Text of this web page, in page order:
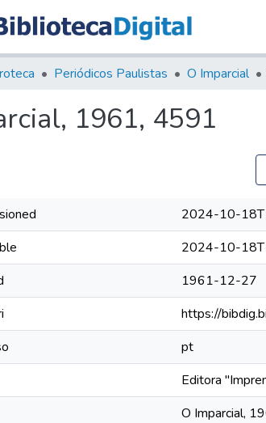
Periódicos Paulistas O Imparcial
1961, 4591
2024-10-
2024-10-
1961-12-27
https://
pt
Editora
O Imparcial,